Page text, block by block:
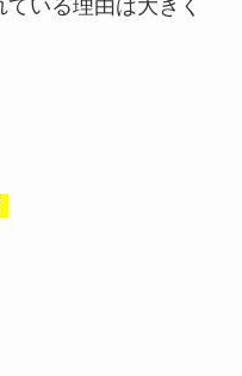
いる理由は大きく